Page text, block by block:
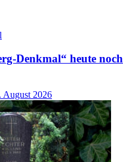
Denkmal“ heute noch
August 2026